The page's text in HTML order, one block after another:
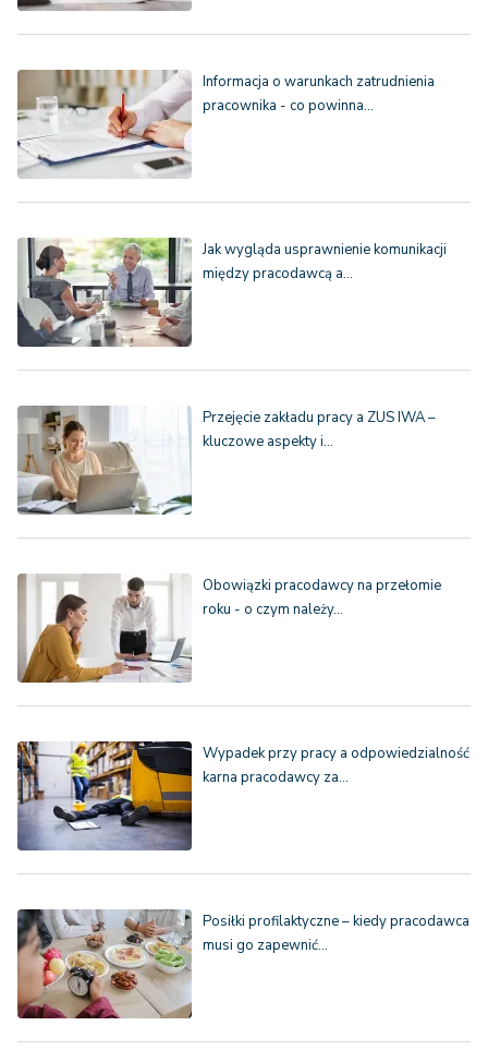
Informacja o warunkach zatrudnienia
pracownika - co powinna…
Jak wygląda usprawnienie komunikacji
między pracodawcą a…
Przejęcie zakładu pracy a ZUS IWA –
kluczowe aspekty i…
Obowiązki pracodawcy na przełomie
roku - o czym należy…
Wypadek przy pracy a odpowiedzialność
karna pracodawcy za…
Posiłki profilaktyczne – kiedy pracodawca
musi go zapewnić…